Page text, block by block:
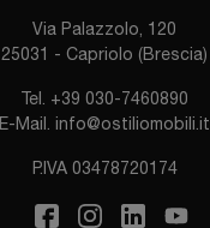
Via Palazzolo, 120
25031 - Capriolo (Brescia)
Tel. +39 030-7460890
E-Mail. info@ostiliomobili.it
P.IVA 03478720174